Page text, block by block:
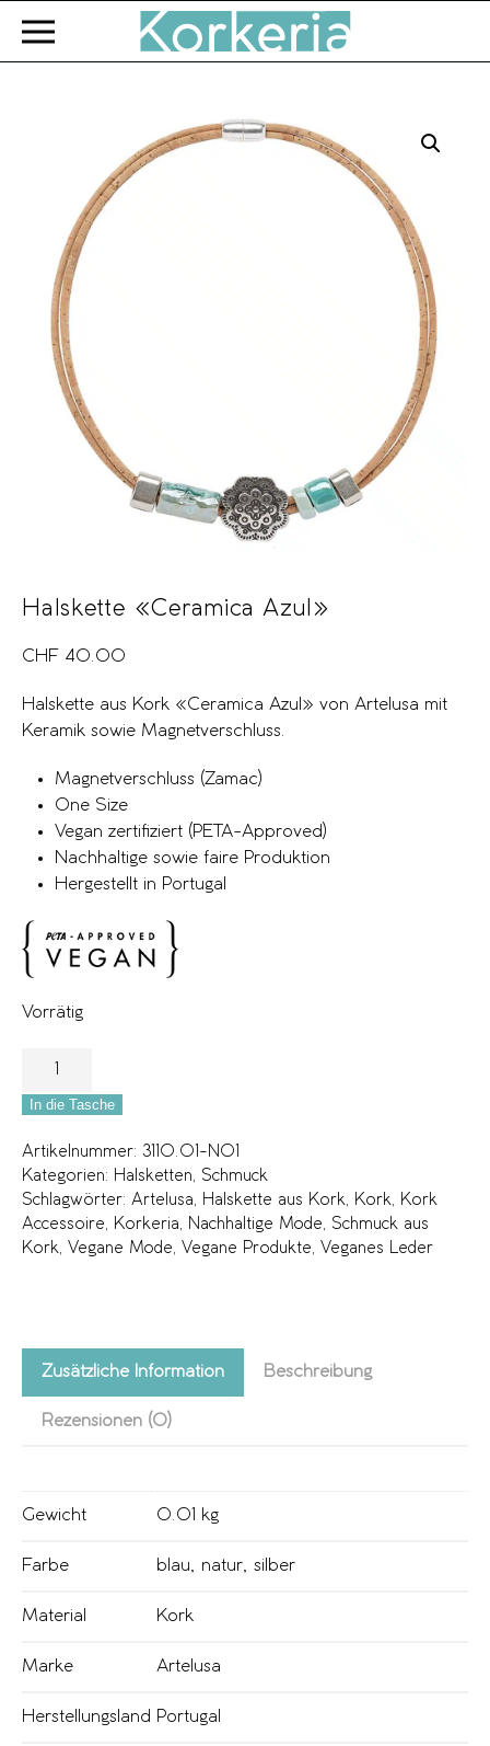
Zum Hauptinhalt springen
Halskette «Ceramica Azul»
CHF 40.00
Halskette aus Kork «Ceramica Azul» von Artelusa mit
Keramik sowie Magnetverschluss.
Magnetverschluss (Zamac)
One Size
Vegan zertifiziert (PETA-Approved)
Nachhaltige sowie faire Produktion
Hergestellt in Portugal
Vorrätig
In die Tasche
Artikelnummer: 3110.01-N01
Kategorien: Halsketten, Schmuck
Schlagwörter: Artelusa, Halskette aus Kork, Kork, Kork
Accessoire, Korkeria, Nachhaltige Mode, Schmuck aus
Kork, Vegane Mode, Vegane Produkte, Veganes Leder
Zusätzliche Information Beschreibung
Rezensionen (0)
Gewicht 0.01 kg
Farbe blau natur silber
Material Kork
Marke Artelusa
Herstellungsland Portugal